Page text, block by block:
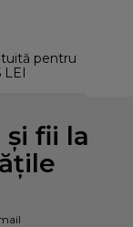
pentru
LEI
și fii la